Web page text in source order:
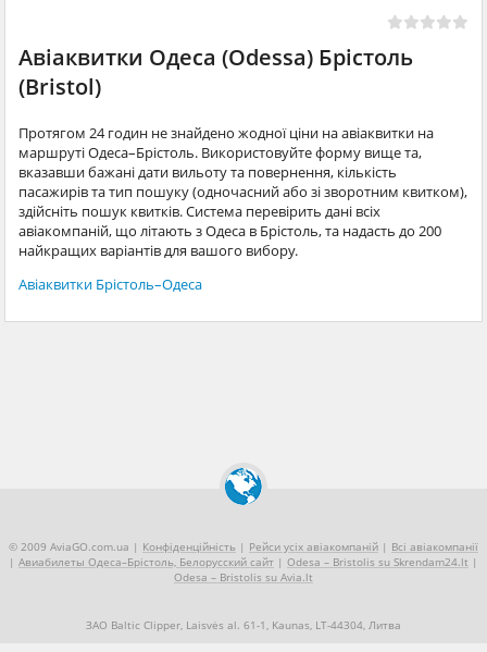
Авіаквитки Одеса (Odessa) Брістоль
(Bristol)
Протягом 24 годин не знайдено жодної ціни на авіаквитки на
маршруті Одеса–Брістоль. Використовуйте форму вище та,
вказавши бажані дати вильоту та повернення, кількість
пасажирів та тип пошуку (одночасний або зі зворотним квитком),
здійсніть пошук квитків. Система перевірить дані всіх
авіакомпаній, що літають з Одеса в Брістоль, та надасть до 200
найкращих варіантів для вашого вибору.
Авіаквитки Брістоль–Одеса
© 2009 AviaGO.com.ua | Конфіденційність | Рейси усіх авіакомпаній | Всі авіакомпанії
| Авиабилеты Одеса–Брістоль, Белорусский сайт | Odesa – Bristolis su Skrendam24.lt |
Odesa – Bristolis su Avia.lt
ЗАО Baltic Clipper, Laisvės al. 61-1, Kaunas, LT-44304, Литва